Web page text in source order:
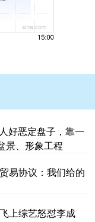
好恶定盘子，靠一
景、形象工程
易协议：我们给的
上综艺怒怼李成